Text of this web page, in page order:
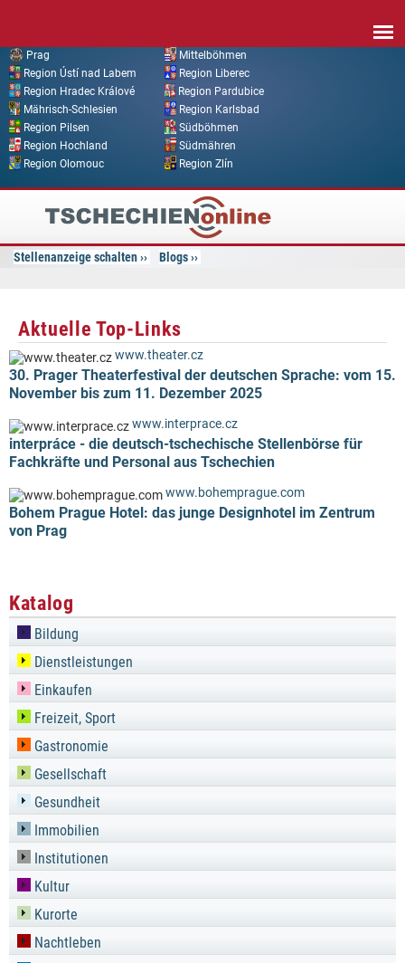
Prag
Mittelböhmen
Region Ústí nad Labem
Region Liberec
Region Hradec Králové
Region Pardubice
Mährisch-Schlesien
Region Karlsbad
Region Pilsen
Südböhmen
Region Hochland
Südmähren
Region Olomouc
Region Zlín
Tschechien
Online
Stellenanzeige schalten Blogs
Aktuelle Top-Links
www.theater.cz
30. Prager Theaterfestival der deutschen Sprache: vom 15.
November bis zum 11. Dezember 2025
www.interprace.cz
interpráce - die deutsch-tschechische Stellenbörse für
Fachkräfte und Personal aus Tschechien
www.bohemprague.com
Bohem Prague Hotel: das junge Designhotel im Zentrum
von Prag
Katalog
Bildung
Dienstleistungen
Einkaufen
Freizeit, Sport
Gastronomie
Gesellschaft
Gesundheit
Immobilien
Institutionen
Kultur
Kurorte
Nachtleben